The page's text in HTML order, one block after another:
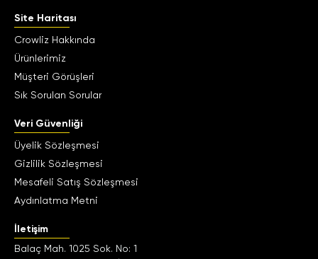
Site Haritası
Crowliz Hakkında
Ürünlerimiz
Müşteri Görüşleri
Sık Sorulan Sorular
Veri Güvenliği
Üyelik Sözleşmesi
Gizlilik Sözleşmesi
Mesafeli Satış Sözleşmesi
Aydınlatma Metni
İletişim
Balaç Mah. 1025 Sok. No: 1